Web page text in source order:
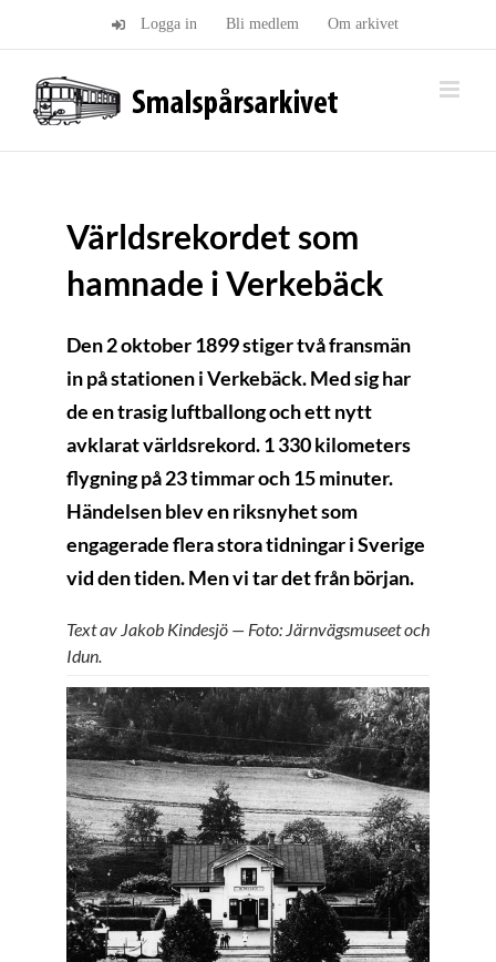
Logga in Bli medlem Om arkivet
Världsrekordet som
hamnade i Verkebäck
Den 2 oktober 1899 stiger två fransmän
in på stationen i Verkebäck. Med sig har
de en trasig luftballong och ett nytt
avklarat världsrekord. 1 330 kilometers
flygning på 23 timmar och 15 minuter.
Händelsen blev en riksnyhet som
engagerade flera stora tidningar i Sverige
vid den tiden. Men vi tar det från början.
Text av Jakob Kindesjö — Foto: Järnvägsmuseet och
Idun.